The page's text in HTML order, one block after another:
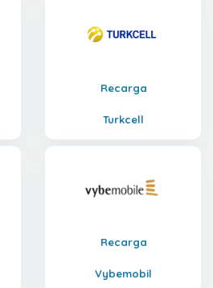
Recarga
Turkcell
Recarga
Vybemobil